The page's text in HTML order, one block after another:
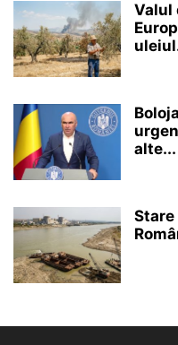
Valul
alte...